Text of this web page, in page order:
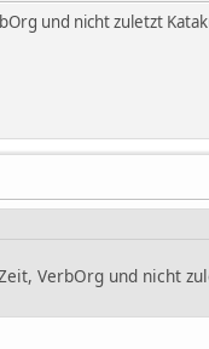
und nicht zuletzt
VerbOrg und nicht